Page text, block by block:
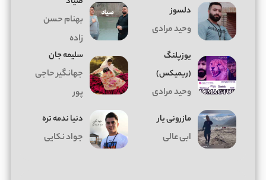
دلسوز
وحید مرادی
بهنام حسن
زاده
یوزپلنگ
(ریمیکس)
وحید مرادی
سلیمه جان
جهانگیر حاجی
پور
مازرونی یار
ابی عالی
دنیا ندمه تره
جواد نکایی